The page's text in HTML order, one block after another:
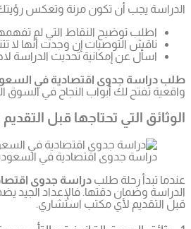
الدراسة يجب أن تكون مرنة وتعكس
اطلب توضيح النقاط التي لم
ناقش التوصيات إن وجدت أنها
اسأل عن إمكانية تحديث
طلب دراسة جدوى اقتصادية في
واقعية تفتح لك أبواب النجاح في السوق
الوثائق التي تحتاجها قبل
دراسة جدوى اقتصادية في
عندما تبدأ رحلة طلب دراسة جدوى
الدراسة وضمان دقتها. فالإعداد
قبل التقديم لأي مكتب استشاري.